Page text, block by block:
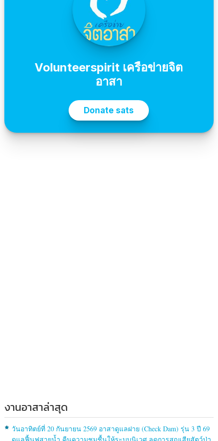
งานอาสาล่าสุด
วันอาทิตย์ที่ 20 กันยายน 2569 อาสาดูแลฝาย (Check Dam) รุ่น 3 ปี 69